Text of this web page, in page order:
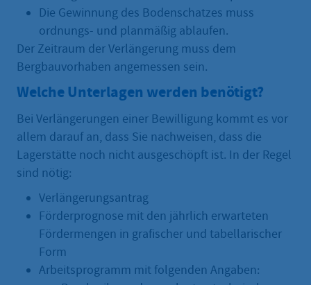
Die Gewinnung des Bodenschatzes muss
ordnungs- und planmäßig ablaufen.
Der Zeitraum der Verlängerung muss dem
Bergbauvorhaben angemessen sein.
Welche Unterlagen werden benötigt?
Bei Verlängerungen einer Bewilligung kommt es vor
allem darauf an, dass Sie nachweisen, dass die
Lagerstätte noch nicht ausgeschöpft ist. In der Regel
sind nötig:
Verlängerungsantrag
Förderprognose mit den jährlich erwarteten
Fördermengen in grafischer und tabellarischer
Form
Arbeitsprogramm mit folgenden Angaben: